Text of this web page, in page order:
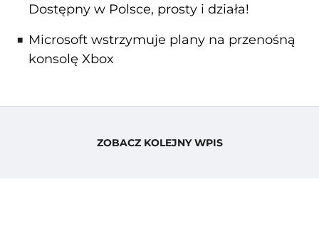
Dostępny w Polsce, prosty i działa!
Microsoft wstrzymuje plany na przenośną
konsolę Xbox
ZOBACZ KOLEJNY WPIS